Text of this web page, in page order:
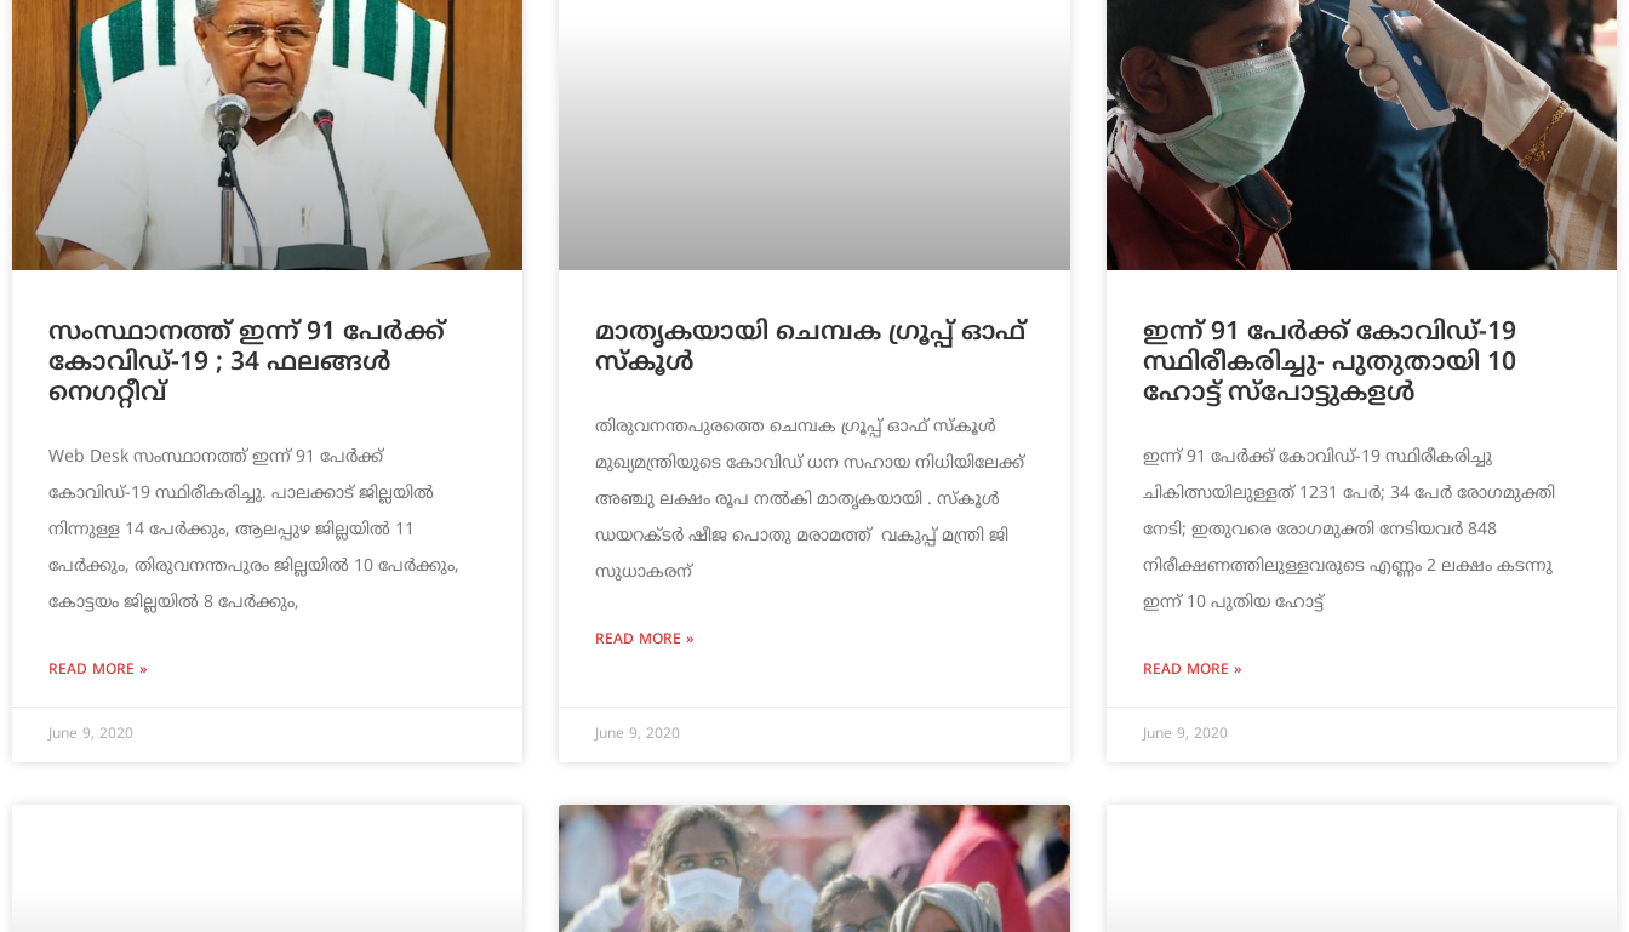
സംസ്ഥാനത്ത് ഇന്ന് 91 പേര്‍ക്ക്
കോവിഡ്-19 ; 34 ഫലങ്ങള്‍
നെഗറ്റീവ്
Web Desk സംസ്ഥാനത്ത് ഇന്ന് 91 പേര്‍ക്ക്
കോവിഡ്-19 സ്ഥിരീകരിച്ചു. പാലക്കാട് ജില്ലയില്‍
നിന്നുള്ള 14 പേര്‍ക്കും, ആലപ്പുഴ ജില്ലയില്‍ 11
പേര്‍ക്കും, തിരുവനന്തപുരം ജില്ലയില്‍ 10 പേര്‍ക്കും,
കോട്ടയം ജില്ലയില്‍ 8 പേര്‍ക്കും,
READ MORE »
June 9, 2020
മാതൃകയായി ചെമ്പക ഗ്രൂപ്പ് ഓഫ്
സ്കൂൾ
തിരുവനന്തപുരത്തെ ചെമ്പക ഗ്രൂപ്പ് ഓഫ് സ്കൂൾ
മുഖ്യമന്ത്രിയുടെ കോവിഡ് ധന സഹായ നിധിയിലേക്ക്
അഞ്ചു ലക്ഷം രൂപ നൽകി മാതൃകയായി . സ്കൂൾ
ഡയറക്ടർ ഷീജ പൊതു മരാമത്ത് വകുപ്പ് മന്ത്രി ജി
സുധാകരന്
READ MORE »
June 9, 2020
ഇന്ന് 91 പേര്‍ക്ക് കോവിഡ്-19
സ്ഥിരീകരിച്ചു- പുതുതായി 10
ഹോട്ട് സ്‌പോട്ടുകളൾ
ഇന്ന് 91 പേര്‍ക്ക് കോവിഡ്-19 സ്ഥിരീകരിച്ചു
ചികിത്സയിലുള്ളത് 1231 പേര്‍; 34 പേര്‍ രോഗമുക്തി
നേടി; ഇതുവരെ രോഗമുക്തി നേടിയവര്‍ 848
നിരീക്ഷണത്തിലുള്ളവരുടെ എണ്ണം 2 ലക്ഷം കടന്നു
ഇന്ന് 10 പുതിയ ഹോട്ട്
READ MORE »
June 9, 2020